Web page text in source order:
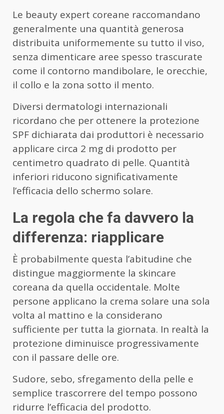
Le beauty expert coreane raccomandano
generalmente una quantità generosa
distribuita uniformemente su tutto il viso,
senza dimenticare aree spesso trascurate
come il contorno mandibolare, le orecchie,
il collo e la zona sotto il mento.
Diversi dermatologi internazionali
ricordano che per ottenere la protezione
SPF dichiarata dai produttori è necessario
applicare circa 2 mg di prodotto per
centimetro quadrato di pelle. Quantità
inferiori riducono significativamente
l’efficacia dello schermo solare.
La regola che fa davvero la
differenza: riapplicare
È probabilmente questa l’abitudine che
distingue maggiormente la skincare
coreana da quella occidentale. Molte
persone applicano la crema solare una sola
volta al mattino e la considerano
sufficiente per tutta la giornata. In realtà la
protezione diminuisce progressivamente
con il passare delle ore.
Sudore, sebo, sfregamento della pelle e
semplice trascorrere del tempo possono
ridurre l’efficacia del prodotto.